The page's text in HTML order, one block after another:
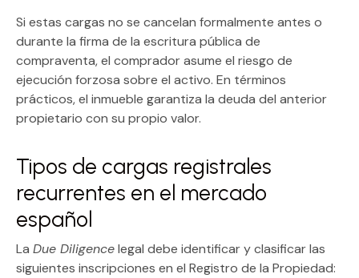
Si estas cargas no se cancelan formalmente antes o
durante la firma de la escritura pública de
compraventa, el comprador asume el riesgo de
ejecución forzosa sobre el activo. En términos
prácticos, el inmueble garantiza la deuda del anterior
propietario con su propio valor.
Tipos de cargas registrales
recurrentes en el mercado
español
La Due Diligencelegal debe identificar y clasificar las
siguientes inscripciones en el Registro de la Propiedad: